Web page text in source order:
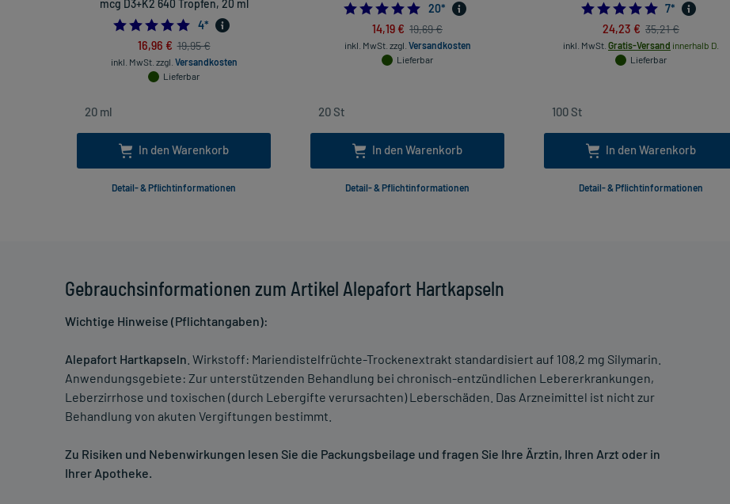
Gebrauchsinformationen zum Artikel Alepafort Hartkapseln
Wichtige Hinweise (Pflichtangaben):
Alepafort Hartkapseln . Wirkstoff: Mariendistelfrüchte-Trockenextrakt standardisiert auf 108,2 mg Silymarin.
Anwendungsgebiete: Zur unterstützenden Behandlung bei chronisch-entzündlichen Lebererkrankungen,
Leberzirrhose und toxischen (durch Lebergifte verursachten) Leberschäden. Das Arzneimittel ist nicht zur
Behandlung von akuten Vergiftungen bestimmt.
Zu Risiken und Nebenwirkungen lesen Sie die Packungsbeilage und fragen Sie Ihre Ärztin, Ihren Arzt oder in
Ihrer Apotheke.
mcg D3+K2 640 Tropfen, 20 ml
5.0
4*
16,96 € 19,95 €
inkl. MwSt. zzgl. Versandkosten
Lieferbar
In den Warenkorb
Detail- & Pflichtinformationen
5.0
20*
14,19 € 19,69 €
inkl. MwSt. zzgl. Versandkosten
Lieferbar
In den Warenkorb
Detail- & Pflichtinformationen
5.0
7*
24,23 € 35,21 €
inkl. MwSt. Gratis-Versand innerhalb D.
Lieferbar
In den Warenkorb
Detail- & Pflichtinformationen